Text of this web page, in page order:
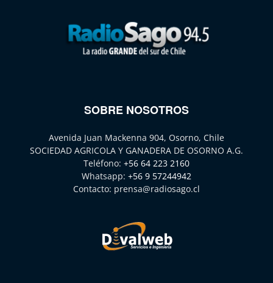
SOBRE NOSOTROS
Avenida Juan Mackenna 904, Osorno, Chile
SOCIEDAD AGRICOLA Y GANADERA DE OSORNO A.G.
Teléfono: +56 64 223 2160
Whatsapp: +56 9 57244942
Contacto: prensa@radiosago.cl